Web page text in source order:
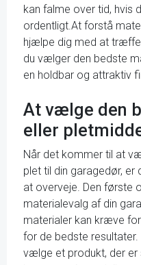
kan falme over tid, hvis
ordentligt.At forstå
hjælpe dig med at træffe
du vælger den bedste
en holdbar og attraktiv
At vælge den
eller
Når det kommer til at
plet til din garagedør,
at overveje. Den første
materialevalg af din
materialer kan kræve
for de bedste
vælge et produkt, der er